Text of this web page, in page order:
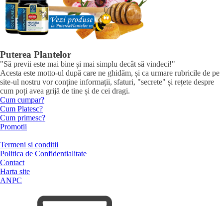
Puterea Plantelor
"Să previi este mai bine și mai simplu decât să vindeci!"
Acesta este motto-ul după care ne ghidăm, și ca urmare rubricile de pe
site-ul nostru vor conține informații, sfaturi, "secrete" și rețete despre
cum poți avea grijă de tine și de cei dragi.
Cum cumpar?
Cum Platesc?
Cum primesc?
Promotii
Termeni si conditii
Politica de Confidentialitate
Contact
Harta site
ANPC